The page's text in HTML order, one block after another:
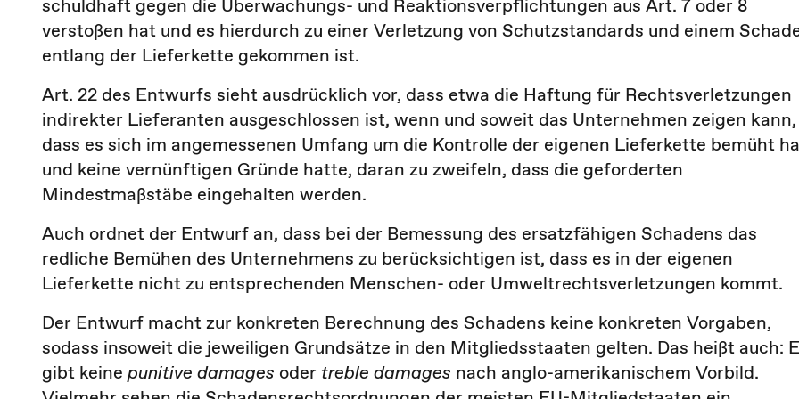
schuldhaft gegen die Überwachungs- und Reaktionsverpflichtungen aus Art. 7 oder 8
verstoßen hat und es hierdurch zu einer Verletzung von Schutzstandards und einem
entlang der Lieferkette gekommen ist.
Art. 22 des Entwurfs sieht ausdrücklich vor, dass etwa die Haftung für Rechtsverletzungen
indirekter Lieferanten ausgeschlossen ist, wenn und soweit das Unternehmen zeigen kann,
dass es sich im angemessenen Umfang um die Kontrolle der eigenen Lieferkette bemüht
und keine vernünftigen Gründe hatte, daran zu zweifeln, dass die geforderten
Mindestmaßstäbe eingehalten werden.
Auch ordnet der Entwurf an, dass bei der Bemessung des ersatzfähigen Schadens das
redliche Bemühen des Unternehmens zu berücksichtigen ist, dass es in der eigenen
Lieferkette nicht zu entsprechenden Menschen- oder Umweltrechtsverletzungen kommt.
Der Entwurf macht zur konkreten Berechnung des Schadens keine konkreten Vorgaben,
sodass insoweit die jeweiligen Grundsätze in den Mitgliedsstaaten gelten. Das heißt auch:
gibt keine punitive damages oder treble damages nach anglo-amerikanischem Vorbild.